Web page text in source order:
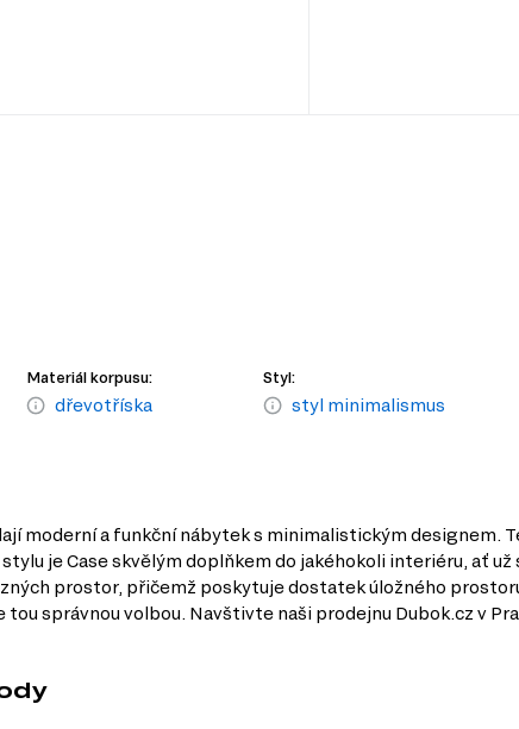
Materiál korpusu:
dřevotříska
Styl:
styl minimalismus
moderní a funkční nábytek s minimalistickým designem.
je Case skvělým doplňkem do jakéhokoli interiéru, ať
prostor, přičemž poskytuje dostatek úložného
správnou volbou. Navštivte naši prodejnu Dubok.cz v